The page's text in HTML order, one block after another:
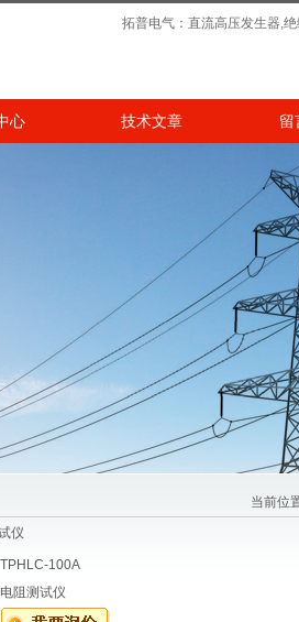
拓普电气： 直流高压发生器,
心 技术文章 留
当前位
仪
TPHLC-100A
电阻测试仪